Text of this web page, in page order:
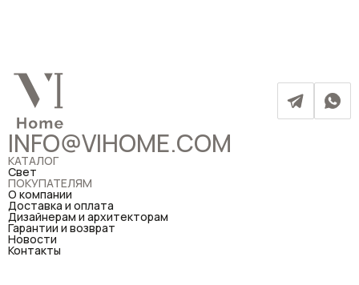
INFO@VIHOME.COM
КАТАЛОГ
Свет
ПОКУПАТЕЛЯМ
О компании
Доставка и оплата
Дизайнерам и архитекторам
Гарантии и возврат
Новости
Контакты